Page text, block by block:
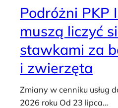
Podróżni PKP
muszą liczyć
stawkami za
i zwierzęta
Zmiany w cenniku usług
2026 roku Od 23 lipca…